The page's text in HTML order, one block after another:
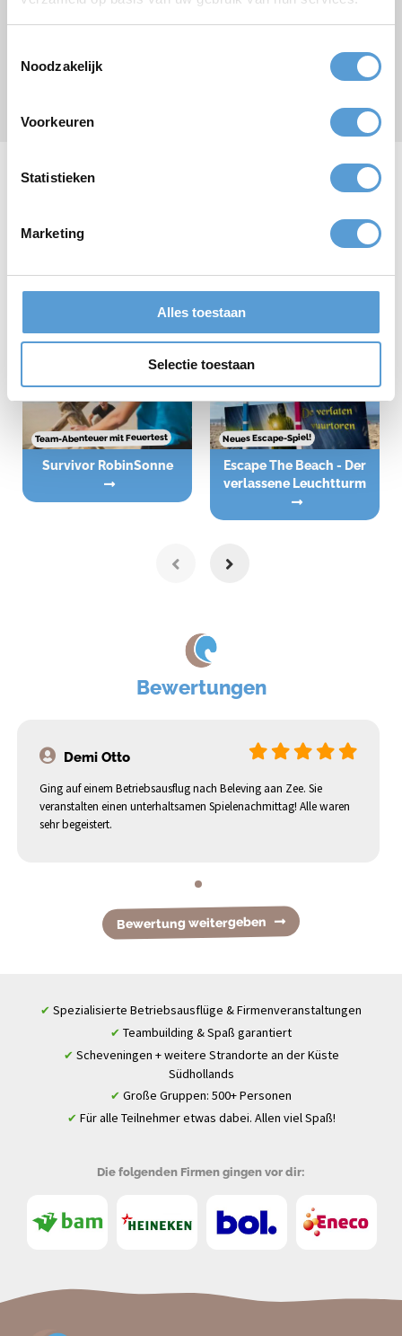
Noodzakelijk
Voorkeuren
Statistieken
Marketing
Alles toestaan
Selectie toestaan
* Pflichtfeld
Unsere Betriebsausflüge
Team-Abenteuer mit Feuertest
Survivor RobinSonne
Neues Escape-Spiel!
Escape The Beach - Der
verlassene Leuchtturm
Bewertungen
Demi Otto
Ging auf einem Betriebsausflug nach Beleving aan Zee. Sie
veranstalten einen unterhaltsamen Spielenachmittag! Alle waren
sehr begeistert.
Bewertung weitergeben
✔ Spezialisierte Betriebsausflüge & Firmenveranstaltungen
✔ Teambuilding & Spaß garantiert
✔ Scheveningen + weitere Strandorte an der Küste
Südhollands
✔ Große Gruppen: 500+ Personen
✔ Für alle Teilnehmer etwas dabei. Allen viel Spaß!
Die folgenden Firmen gingen vor dir: